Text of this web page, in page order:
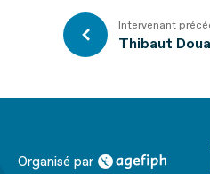
Intervenant
Thibaut
Organisé par agefiph